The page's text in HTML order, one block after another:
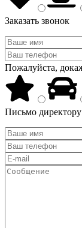
Заказать звонок
Пожалуйста,
Письмо директору